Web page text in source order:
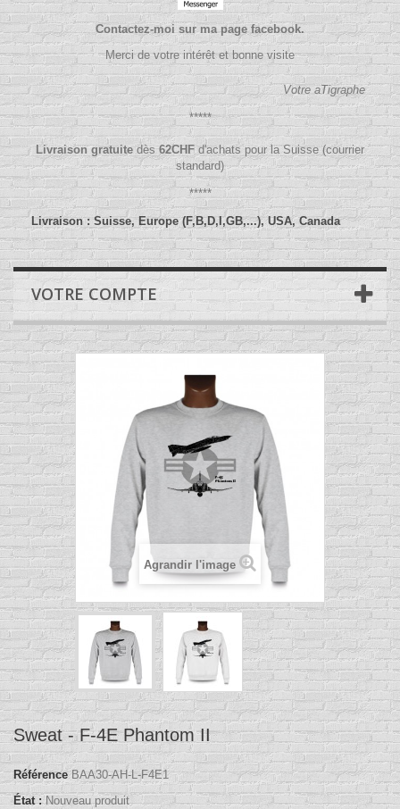
Contactez-moi sur ma page facebook.
Merci de votre intérêt et bonne visite
Votre aTigraphe
*****
Livraison gratuite dès62CHFd'achats pour la Suisse (courrier
standard)
*****
Livraison : Suisse, Europe (F,B,D,I,GB,...), USA, Canada
VOTRE COMPTE
Agrandir l'image
Sweat - F-4E Phantom II
Référence BAA30-AH-L-F4E1
État : Nouveau produit